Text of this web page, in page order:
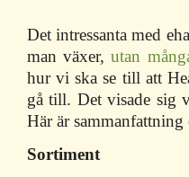
Det intressanta med
man växer,utan
hur vi ska se till att
gå till. Det visade sig
Här är
Sortiment